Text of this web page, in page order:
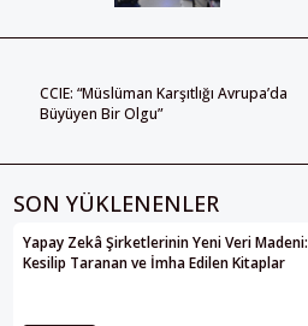
CCIE: “Müslüman Karşıtlığı Avrupa’da
Büyüyen Bir Olgu”
SON YÜKLENENLER
Yapay Zekâ Şirketlerinin Yeni Veri Madeni:
Kesilip Taranan ve İmha Edilen Kitaplar